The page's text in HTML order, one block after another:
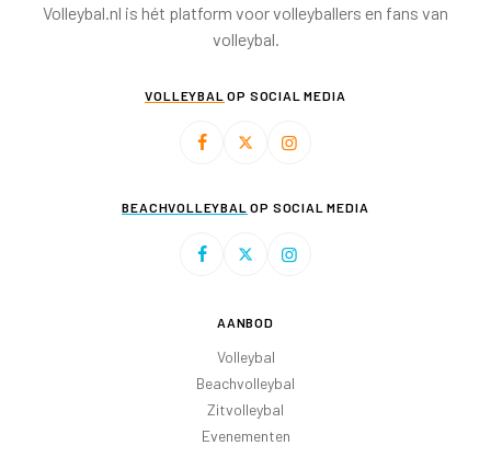
Volleybal.nl is hét platform voor volleyballers en fans van
volleybal.
VOLLEYBAL OP SOCIAL MEDIA
BEACHVOLLEYBAL OP SOCIAL MEDIA
AANBOD
Volleybal
Beachvolleybal
Zitvolleybal
Evenementen